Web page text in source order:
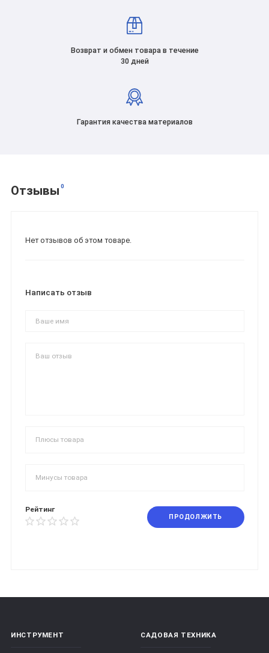
Возврат и обмен товара в течение
30 дней
Гарантия качества материалов
Отзывы 0
Нет отзывов об этом товаре.
Написать отзыв
Рейтинг
ПРОДОЛЖИТЬ
ИНСТРУМЕНТ САДОВАЯ ТЕХНИКА